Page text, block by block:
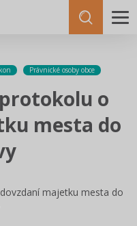
Právnické osoby obce
o
mesta do
majetku mesta do